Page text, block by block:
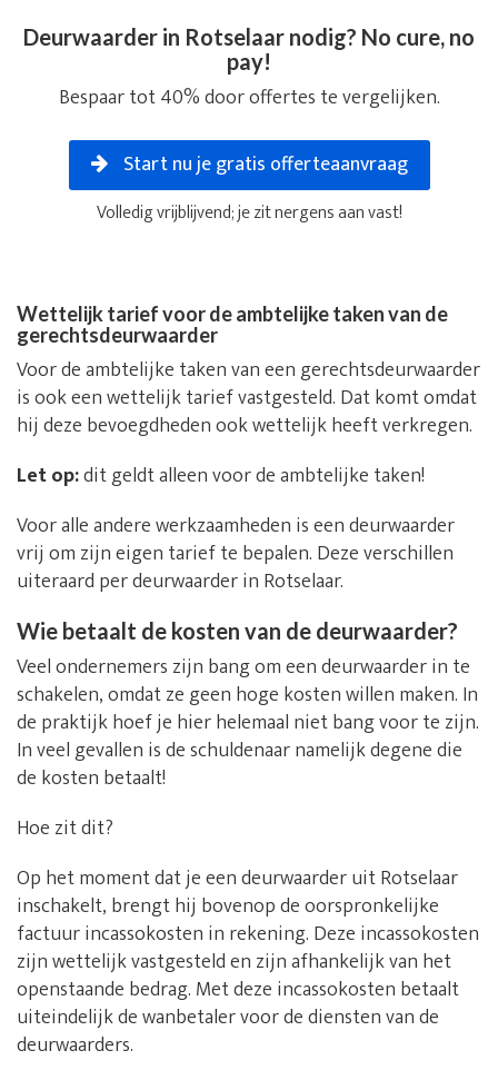
Deurwaarder in Rotselaar nodig? No cure, no
pay!
Bespaar tot 40% door offertes te vergelijken.
Start nu je gratis offerteaanvraag
Volledig vrijblijvend; je zit nergens aan vast!
Wettelijk tarief voor de ambtelijke taken van de
gerechtsdeurwaarder
Voor de ambtelijke taken van een gerechtsdeurwaarder
is ook een wettelijk tarief vastgesteld. Dat komt omdat
hij deze bevoegdheden ook wettelijk heeft verkregen.
Let op:dit geldt alleen voor de ambtelijke taken!
Voor alle andere werkzaamheden is een deurwaarder
vrij om zijn eigen tarief te bepalen. Deze verschillen
uiteraard per deurwaarder in Rotselaar.
Wie betaalt de kosten van de deurwaarder?
Veel ondernemers zijn bang om een deurwaarder in te
schakelen, omdat ze geen hoge kosten willen maken. In
de praktijk hoef je hier helemaal niet bang voor te zijn.
In veel gevallen is de schuldenaar namelijk degene die
de kosten betaalt!
Hoe zit dit?
Op het moment dat je een deurwaarder uit Rotselaar
inschakelt, brengt hij bovenop de oorspronkelijke
factuur incassokosten in rekening. Deze incassokosten
zijn wettelijk vastgesteld en zijn afhankelijk van het
openstaande bedrag. Met deze incassokosten betaalt
uiteindelijk de wanbetaler voor de diensten van de
deurwaarders.